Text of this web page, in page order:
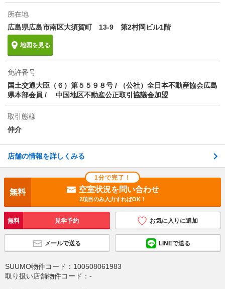
所在地
広島県広島市南区大須賀町 13-9 第2村岡ビル1階
地図を見る
免許番号
国土交通大臣（６）第５５９８号 / （公社）全日本不動産協会広島
県本部会員 / 中国地区不動産公正取引協議会加盟
取引態様
仲介
店舗の情報を詳しくみる
1分で完了！
無料 空室状況を問い合わせ
2項目のみ入力すればOK！
無料 見学予約 お気に入りに追加
メールで送る LINEで送る
SUUMO物件コード： 100508061983
取り扱い店舗物件コード： -